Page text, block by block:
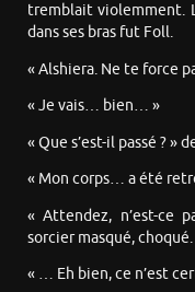
tremblait violemment.
dans ses bras fut Foll.
« Alshiera. Ne te force
« Je vais… bien… »
« Que s’est-il passé ? »
« Mon corps… a été
« Attendez, n’est-ce
sorcier masqué, choqué.
« … Eh bien, ce n’est